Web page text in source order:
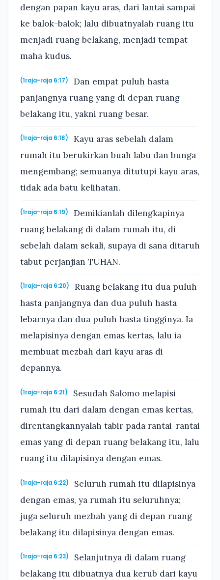
dengan papan kayu aras, dari lantai sampai
ke balok-balok; lalu dibuatnyalah ruang itu
menjadi ruang belakang, menjadi tempat
maha kudus.
(1raja-raja 6:17)
Dan empat puluh hasta
panjangnya ruang yang di depan ruang
belakang itu, yakni ruang besar.
(1raja-raja 6:18)
Kayu aras sebelah dalam
rumah itu berukirkan buah labu dan bunga
mengembang; semuanya ditutupi kayu aras,
tidak ada batu kelihatan.
(1raja-raja 6:19)
Demikianlah dilengkapinya
ruang belakang di dalam rumah itu, di
sebelah dalam sekali, supaya di sana ditaruh
tabut perjanjian TUHAN.
(1raja-raja 6:20)
Ruang belakang itu dua puluh
hasta panjangnya dan dua puluh hasta
lebarnya dan dua puluh hasta tingginya. Ia
melapisinya dengan emas kertas, lalu ia
membuat mezbah dari kayu aras di
depannya.
(1raja-raja 6:21)
Sesudah Salomo melapisi
rumah itu dari dalam dengan emas kertas,
direntangkannyalah tabir pada rantai-rantai
emas yang di depan ruang belakang itu, lalu
ruang itu dilapisinya dengan emas.
(1raja-raja 6:22)
Seluruh rumah itu dilapisinya
dengan emas, ya rumah itu seluruhnya;
juga seluruh mezbah yang di depan ruang
belakang itu dilapisinya dengan emas.
(1raja-raja 6:23)
Selanjutnya di dalam ruang
belakang itu dibuatnya dua kerub dari kayu